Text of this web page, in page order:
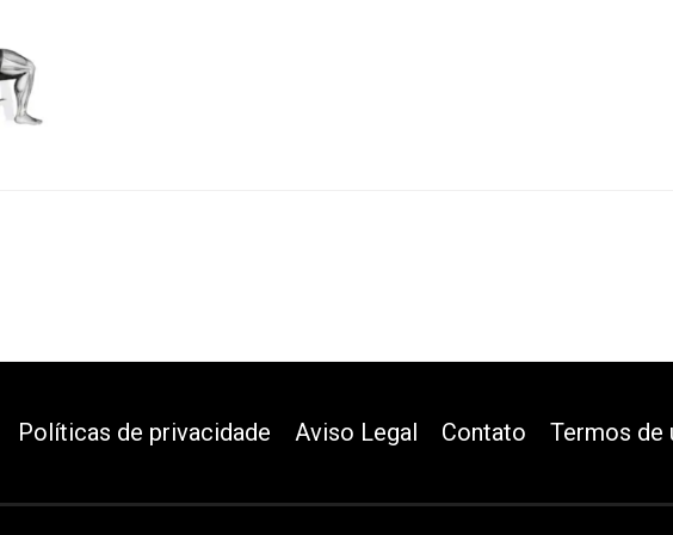
Políticas de privacidade Aviso Legal Contato Termos de